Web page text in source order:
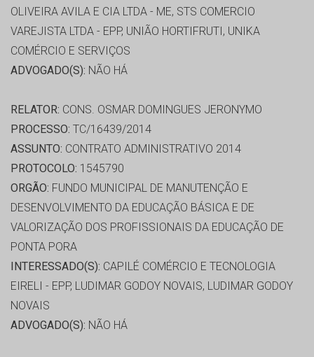
OLIVEIRA AVILA E CIA LTDA - ME, STS COMERCIO
VAREJISTA LTDA - EPP, UNIÃO HORTIFRUTI, UNIKA
COMÉRCIO E SERVIÇOS
ADVOGADO(S): NÃO HÁ
RELATOR: CONS. OSMAR DOMINGUES JERONYMO
PROCESSO: TC/16439/2014
ASSUNTO: CONTRATO ADMINISTRATIVO 2014
PROTOCOLO: 1545790
ORGÃO: FUNDO MUNICIPAL DE MANUTENÇÃO E
DESENVOLVIMENTO DA EDUCAÇÃO BÁSICA E DE
VALORIZAÇÃO DOS PROFISSIONAIS DA EDUCAÇÃO DE
PONTA PORA
INTERESSADO(S): CAPILÉ COMÉRCIO E TECNOLOGIA
EIRELI - EPP, LUDIMAR GODOY NOVAIS, LUDIMAR GODOY
NOVAIS
ADVOGADO(S): NÃO HÁ